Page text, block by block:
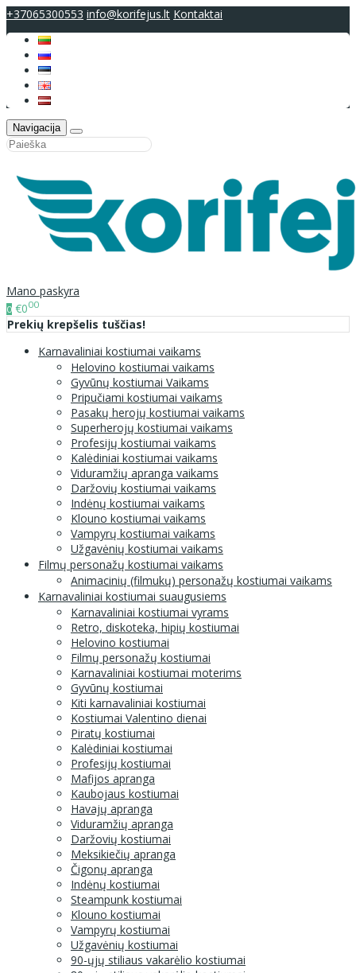
+37065300553 info@korifejus.lt Kontaktai
Navigacija
Mano paskyra
0 €000
Prekių krepšelis tuščias!
Karnavaliniai kostiumai vaikams
Helovino kostiumai vaikams
Gyvūnų kostiumai Vaikams
Pripučiami kostiumai vaikams
Pasakų herojų kostiumai vaikams
Superherojų kostiumai vaikams
Profesijų kostiumai vaikams
Kalėdiniai kostiumai vaikams
Viduramžių apranga vaikams
Daržovių kostiumai vaikams
Indėnų kostiumai vaikams
Klouno kostiumai vaikams
Vampyrų kostiumai vaikams
Užgavėnių kostiumai vaikams
Filmų personažų kostiumai vaikams
Animacinių (filmukų) personažų kostiumai vaikams
Karnavaliniai kostiumai suaugusiems
Karnavaliniai kostiumai vyrams
Retro, diskoteka, hipių kostiumai
Helovino kostiumai
Filmų personažų kostiumai
Karnavaliniai kostiumai moterims
Gyvūnų kostiumai
Kiti karnavaliniai kostiumai
Kostiumai Valentino dienai
Piratų kostiumai
Kalėdiniai kostiumai
Profesijų kostiumai
Mafijos apranga
Kaubojaus kostiumai
Havajų apranga
Viduramžių apranga
Daržovių kostiumai
Meksikiečių apranga
Čigonų apranga
Indėnų kostiumai
Steampunk kostiumai
Klouno kostiumai
Vampyrų kostiumai
Užgavėnių kostiumai
90-ųjų stiliaus vakarėlio kostiumai